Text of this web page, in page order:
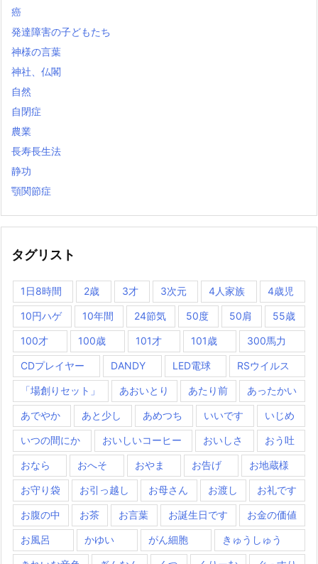
癌
発達障害の子どもたち
神様の言葉
神社、仏閣
自然
自閉症
農業
長寿長生法
静功
顎関節症
タグリスト
1日8時間 2歳 3才 3次元 4人家族 4歳児
10円ハゲ 10年間 24節気 50度 50肩 55歳
100才 100歳 101才 101歳 300馬力
CDプレイヤー DANDY LED電球 RSウイルス
「場創りセット」 あおいとり あたり前 あったかい
あでやか あと少し あめつち いいです いじめ
いつの間にか おいしいコーヒー おいしさ おう吐
おなら おへそ おやま お告げ お地蔵様
お守り袋 お引っ越し お母さん お渡し お礼です
お腹の中 お茶 お言葉 お誕生日です お金の価値
お風呂 かゆい がん細胞 きゅうしゅう